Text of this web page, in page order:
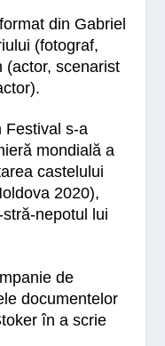
din Gabriel
(fotograf,
(actor, scenarist
s-a
mondială a
castelului
2020),
nepotul lui
de
documentelor
în a scrie